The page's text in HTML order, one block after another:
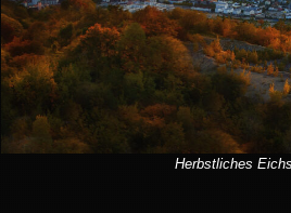
Herbstliches